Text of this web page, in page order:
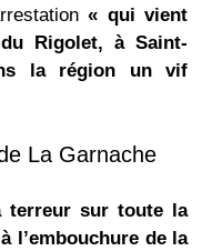
« qui vient
Rigolet, à Saint-
la région un vif
La Garnache
terreur sur toute la
l’embouchure de la